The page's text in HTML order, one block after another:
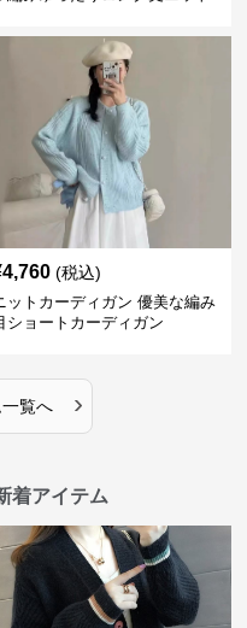
4,760 (税込)
ットカーディガン 優美な編み
ショートカーディガン
覧へ ›
着アイテム